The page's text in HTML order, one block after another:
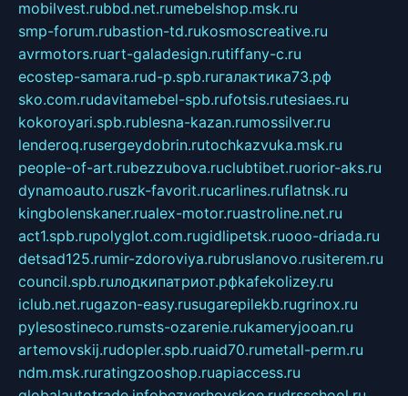
mobilvest.rubbd.net.rumebelshop.msk.ru
smp-forum.rubastion-td.rukosmoscreative.ru
avrmotors.ruart-galadesign.rutiffany-c.ru
ecostep-samara.rud-p.spb.ruгалактика73.рф
sko.com.rudavitamebel-spb.rufotsis.rutesiaes.ru
kokoroyari.spb.rublesna-kazan.rumossilver.ru
lenderoq.rusergeydobrin.rutochkazvuka.msk.ru
people-of-art.rubezzubova.ruclubtibet.ruorior-aks.ru
dynamoauto.ruszk-favorit.rucarlines.ruflatnsk.ru
kingbolenskaner.rualex-motor.ruastroline.net.ru
act1.spb.rupolyglot.com.rugidlipetsk.ruooo-driada.ru
detsad125.rumir-zdoroviya.rubruslanovo.rusiterem.ru
council.spb.ruлодкипатриот.рфkafekolizey.ru
iclub.net.rugazon-easy.rusugarepilekb.rugrinox.ru
pylesostineco.rumsts-ozarenie.rukameryjooan.ru
artemovskij.rudopler.spb.ruaid70.rumetall-perm.ru
ndm.msk.ruratingzooshop.ruapiaccess.ru